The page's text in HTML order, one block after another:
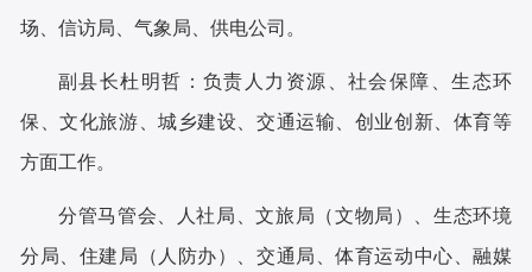
场、信访局、气象局、供电公司。
副县长杜明哲：负责人力资源、社会保障、生态环
保、文化旅游、城乡建设、交通运输、创业创新、体育等
方面工作。
分管马管会、人社局、文旅局（文物局）、生态环境
分局、住建局（人防办）、交通局、体育运动中心、融媒